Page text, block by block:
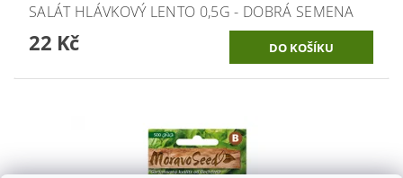
SALÁT HLÁVKOVÝ LENTO 0,5G - DOBRÁ SEMENA
22 Kč